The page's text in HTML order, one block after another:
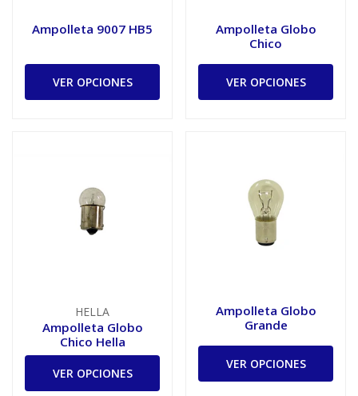
Ampolleta 9007 HB5
VER OPCIONES
Ampolleta Globo
Chico
VER OPCIONES
HELLA
Ampolleta Globo
Chico Hella
VER OPCIONES
Ampolleta Globo
Grande
VER OPCIONES